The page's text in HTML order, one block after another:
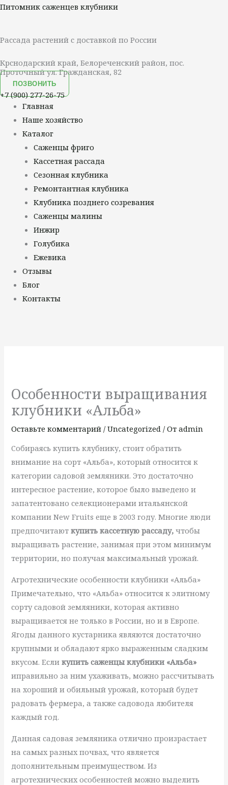
Перейти
Питомник саженцев клубники
Рассада растений с доставкой по России
Крснодарский край, Белореченский район, пос.
Проточный ул. Гражданская, 82
ПОЗВОНИТЬ
+7 (900) 277-26-75
Меню
Главная
Наше хозяйство
Каталог
Саженцы фриго
Кассетная рассада
Сезонная клубника
Ремонтантная клубника
Клубника позднего созревания
Саженцы малины
Инжир
Голубика
Ежевика
Отзывы
Блог
Контакты
Особенности выращивания
клубники «Альба»
Оставьте комментарий /Uncategorized / Отadmin
Собираясь купить клубнику, стоит обратить
внимание на сорт «Альба», который относится к
категории садовой земляники. Это достаточно
интересное растение, которое было выведено и
запатентовано селекционерами итальянской
компании New Fruits еще в 2003 году. Многие люди
предпочитаюткупить кассетную рассаду,чтобы
выращивать растение, занимая при этом минимум
территории, но получая максимальный урожай.
Агротехнические особенности клубники «Альба»
Примечательно, что «Альба» относится к элитному
сорту садовой земляники, которая активно
выращивается не только в России, но и в Европе.
Ягоды данного кустарника являются достаточно
крупными и обладают ярко выраженным сладким
вкусом. Есликупить саженцы клубники «Альба»
иправильно за ним ухаживать, можно рассчитывать
на хороший и обильный урожай, который будет
радовать фермера, а также садовода любителя
каждый год.
Данная садовая земляника отлично произрастает
на самых разных почвах, что является
дополнительным преимуществом. Из
агротехнических особенностей можно выделить